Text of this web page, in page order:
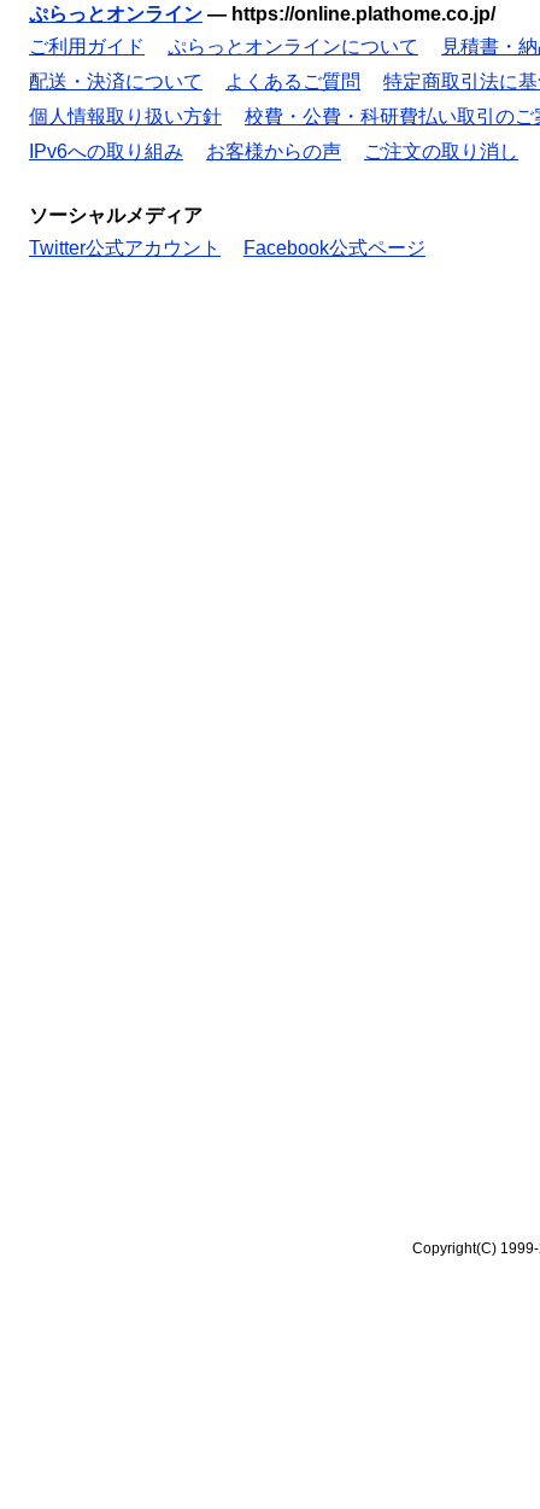
ぷらっとオンライン — https://online.plathome.co.jp/
ご利用ガイド
ぷらっとオンラインについて
見積書・
配送・決済について
よくあるご質問
特定商取引法に
個人情報取り扱い方針
校費・公費・科研費払い取引のご
IPv6への取り組み
お客様からの声 ご注文の取り消し
ソーシャルメディア
Twitter公式アカウント
Facebook公式ページ
Copyright(C)